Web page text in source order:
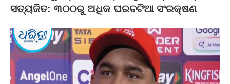
ସତ୍ୟଜିତ: ୩୦୦ରୁ ଅଧିକ ଘରଚଟିଆ ସଂରକ୍ଷଣ